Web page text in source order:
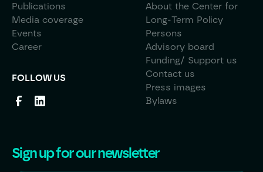
Publications
Media coverage
Events
Career
FOLLOW US
About the Center for
Long-Term Policy
Persons
Advisory board
Funding/ Support us
Contact us
Press images
Bylaws
Sign up for our newsletter